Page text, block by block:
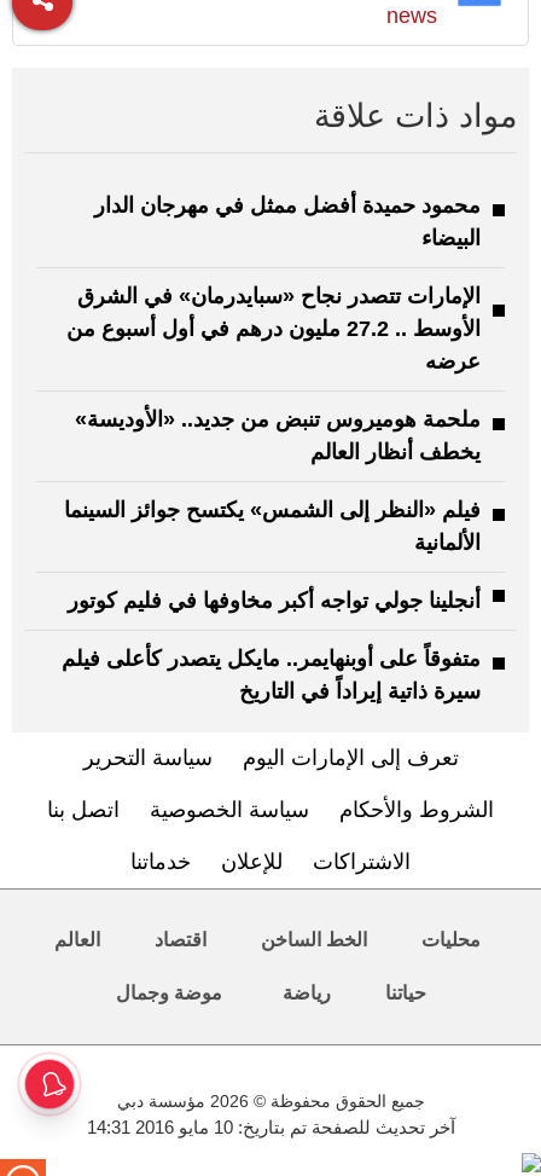
news
مواد ذات علاقة
محمود حميدة أفضل ممثل في مهرجان الدار
البيضاء
الإمارات تتصدر نجاح «سبايدرمان» في الشرق
الأوسط .. 27.2 مليون درهم في أول أسبوع من
عرضه
ملحمة هوميروس تنبض من جديد.. «الأوديسة»
يخطف أنظار العالم
فيلم «النظر إلى الشمس» يكتسح جوائز السينما
الألمانية
أنجلينا جولي تواجه أكبر مخاوفها في فليم كوتور
متفوقاً على أوبنهايمر.. مايكل يتصدر كأعلى فيلم
سيرة ذاتية إيراداً في التاريخ
تعرف إلى الإمارات اليوم سياسة التحرير
الشروط والأحكام سياسة الخصوصية اتصل بنا
الاشتراكات للإعلان خدماتنا
محليات الخط الساخن اقتصاد العالم
حياتنا رياضة موضة وجمال
جميع الحقوق محفوظة © 2026 مؤسسة دبي
آخر تحديث للصفحة تم بتاريخ: 10 مايو 2016 14:31